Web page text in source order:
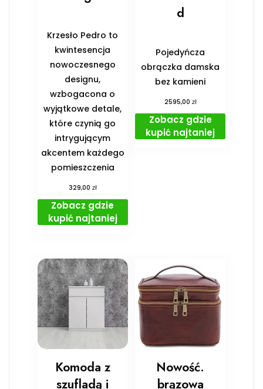
Krzesło Pedro to
kwintesencja
nowoczesnego
designu,
wzbogacona o
wyjątkowe detale,
które czynią go
intrygującym
akcentem każdego
pomieszczenia
329,00 zł
Zobacz gdzie
kupić najtaniej
d
Pojedyńcza
obrączka damska
bez kamieni
2595,00 zł
Zobacz gdzie
kupić najtaniej
Komoda z
szufladą i
Nowość.
brązowa